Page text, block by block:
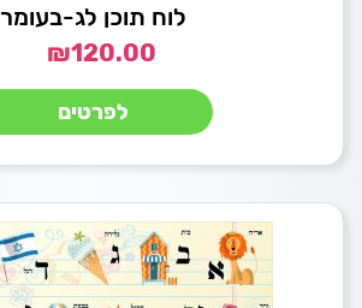
לוח תוכן לג-בעומר
₪120.00
לפרטים